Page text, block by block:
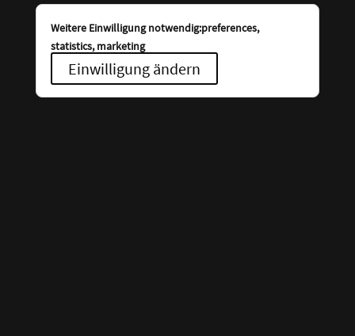
Weitere Einwilligung notwendig:preferences,
statistics, marketing
Einwilligung ändern